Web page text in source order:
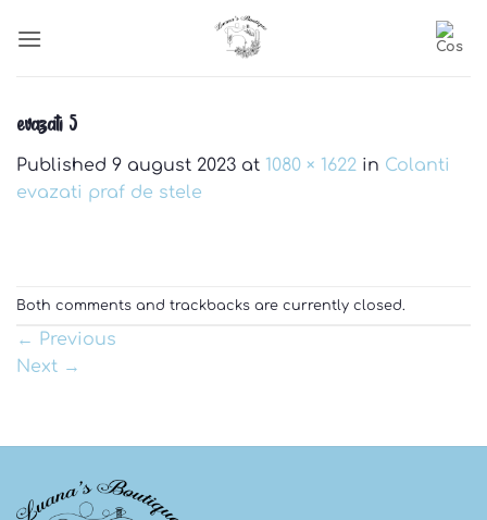
evazati 5
Published 9 august 2023 at 1080 × 1622 in Colanti
evazati praf de stele
Both comments and trackbacks are currently closed.
← Previous
Next →